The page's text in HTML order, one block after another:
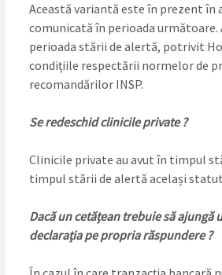
Această variantă este în prezent în
comunicată în perioada
perioada stării de alertă, potrivit
condițiile respectării normelor de
recomandărilor INSP.
Se redeschid clinicile private ?
Clinicile private au avut în timpul
timpul stării de alertă același
Dacă un cetățean trebuie să ajungă
declarația pe propria răspundere ?